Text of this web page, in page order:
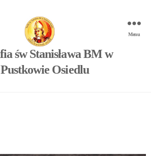
św Stanisława BM w
Pustkowie Osiedlu
Menu